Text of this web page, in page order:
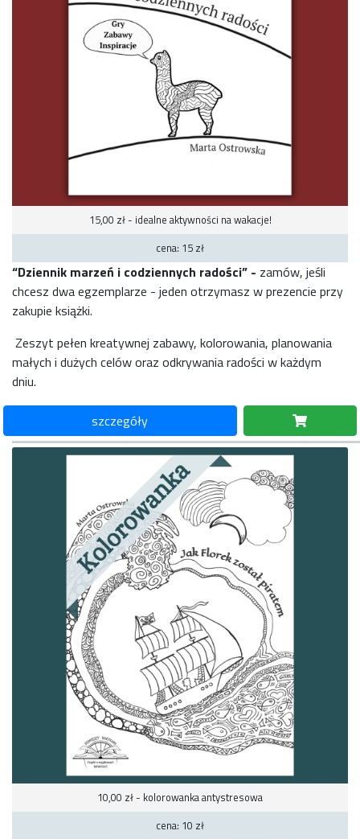
15,00 zł - idealne aktywności na wakacje!
cena: 15 zł
“Dziennik marzeń i codziennych radości” - zamów, jeśli
chcesz dwa egzemplarze - jeden otrzymasz w prezencie przy
zakupie książki.
Zeszyt pełen kreatywnej zabawy, kolorowania, planowania
małych i dużych celów oraz odkrywania radości w każdym
dniu.
szczegóły
10,00 zł - kolorowanka antystresowa
cena: 10 zł